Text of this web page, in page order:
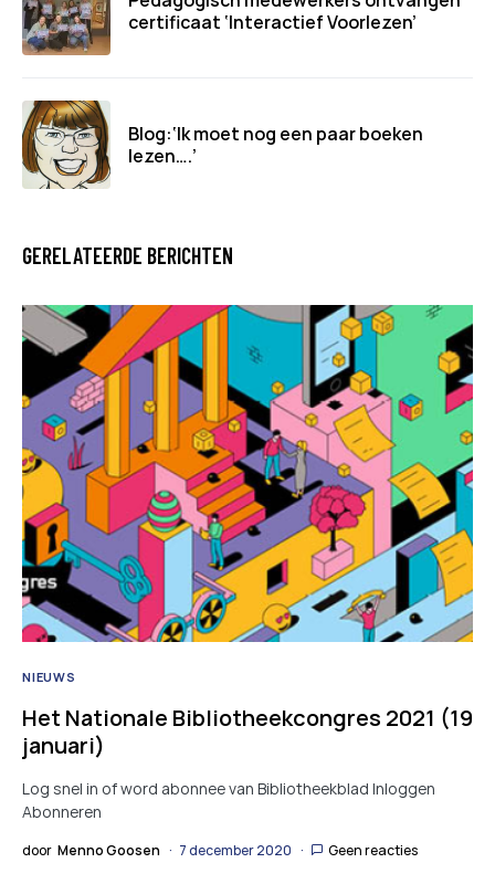
certificaat ‘Interactief Voorlezen’
Blog:‘Ik moet nog een paar boeken
lezen….’
GERELATEERDE BERICHTEN
NIEUWS
Het Nationale Bibliotheekcongres 2021 (19
januari)
Log snel in of word abonnee van Bibliotheekblad Inloggen
Abonneren
door Menno Goosen 7 december 2020 Geen reacties